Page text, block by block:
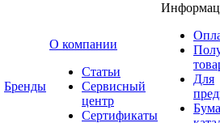
Бренды
O компании
Статьи
Сервисный
центр
Сертификаты
Для